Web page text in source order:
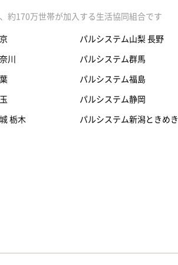
約170万世帯が加入する生活協同組合です
川
栃木
パルシステム山梨 長野
パルシステム群馬
パルシステム福島
パルシステム静岡
パルシステム新潟ときめき